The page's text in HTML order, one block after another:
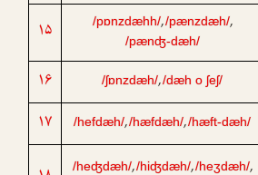
۱۵
/pɒnzdæhh/,/pænzdæh/,
/pænʤ-dæh/
۱۶
/ʃɒnzdæh/,/dæh o ʃeʃ/
۱۷
/hefdæh/,/hæfdæh/,/hæft-dæh/
/heʤdæh/,/hiʤdæh/,/heʒdæh/,